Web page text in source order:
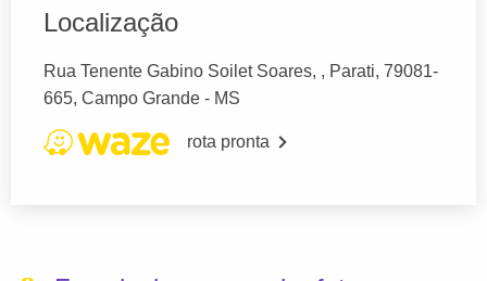
Localização
Rua Tenente Gabino Soilet Soares, , Parati, 79081-
665, Campo Grande - MS
rota pronta